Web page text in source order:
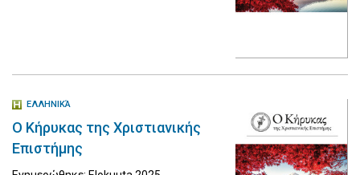
ΕΛΛΗΝΙΚΆ
Ο Κήρυκας της Χριστιανικής
Επιστήμης